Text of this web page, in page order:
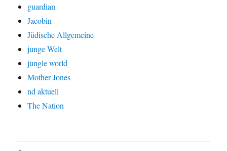
guardian
Jacobin
Jüdische Allgemeine
junge Welt
jungle world
Mother Jones
nd aktuell
The Nation